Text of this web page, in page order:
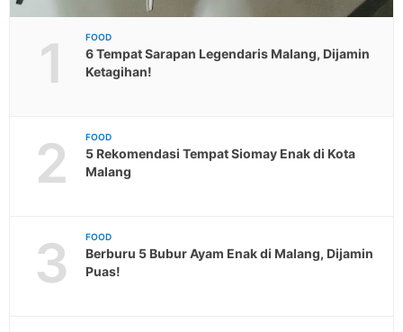
1 FOOD
6 Tempat Sarapan Legendaris Malang, Dijamin
Ketagihan!
2 FOOD
5 Rekomendasi Tempat Siomay Enak di Kota
Malang
3 FOOD
Berburu 5 Bubur Ayam Enak di Malang, Dijamin
Puas!